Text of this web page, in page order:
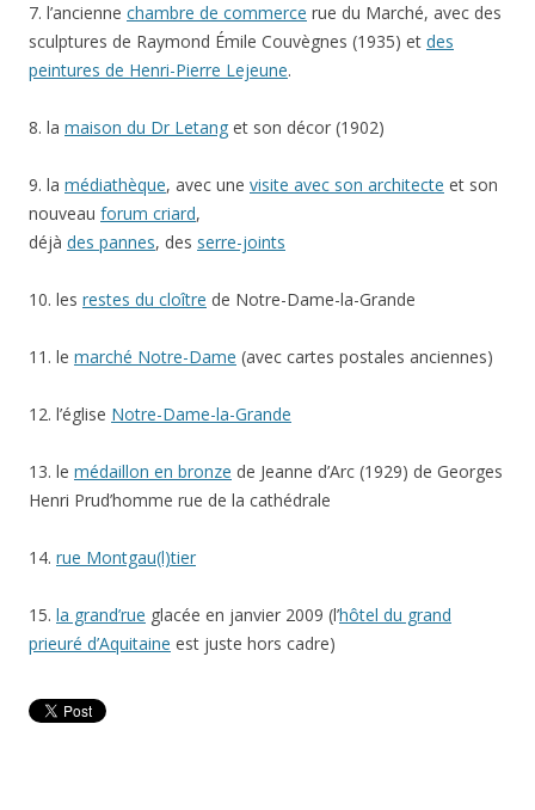
7. l’ancienne chambre de commerce rue du Marché, avec des
sculptures de Raymond Émile Couvègnes (1935) et des
peintures de Henri-Pierre Lejeune.
8. la maison du Dr Letang et son décor (1902)
9. la médiathèque, avec une visite avec son architecte et son
nouveau forum criard,
déjà des pannes, des serre-joints
10. les restes du cloître de Notre-Dame-la-Grande
11. le marché Notre-Dame (avec cartes postales anciennes)
12. l’église Notre-Dame-la-Grande
13. le médaillon en bronze de Jeanne d’Arc (1929) de Georges
Henri Prud’homme rue de la cathédrale
14. rue Montgau(l)tier
15. la grand’rue glacée en janvier 2009 (l’hôtel du grand
prieuré d’Aquitaine est juste hors cadre)